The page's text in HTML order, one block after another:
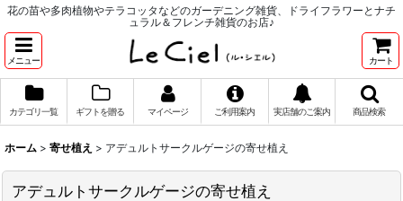
花の苗や多肉植物やテラコッタなどのガーデニング雑貨、ドライフラワーとナチ
ュラル＆フレンチ雑貨のお店♪
メニュー カート
カテゴリ一覧 ギフトを贈る マイページ ご利用案内 実店舗のご案内 商品検索
ホーム > 寄せ植え > アデュルトサークルゲージの寄せ植え
アデュルトサークルゲージの寄せ植え